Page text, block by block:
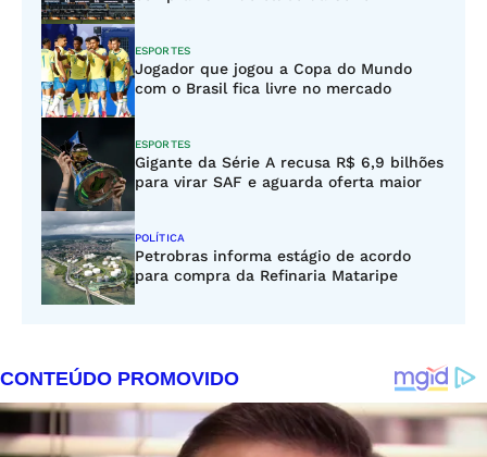
ESPORTES
Jogador que jogou a Copa do Mundo
com o Brasil fica livre no mercado
ESPORTES
Gigante da Série A recusa R$ 6,9 bilhões
para virar SAF e aguarda oferta maior
POLÍTICA
Petrobras informa estágio de acordo
para compra da Refinaria Mataripe